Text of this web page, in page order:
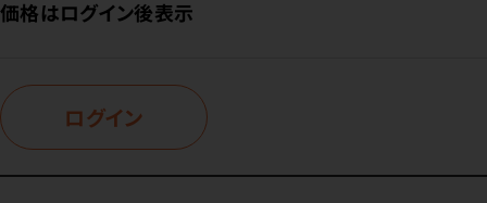
価格はログイン後表示
ログイン